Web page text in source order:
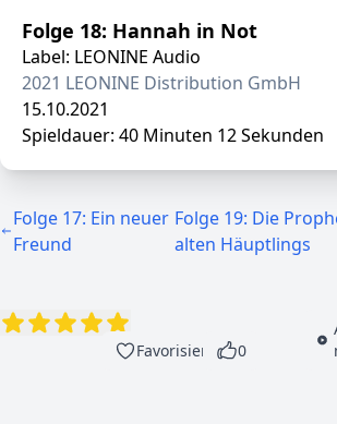
Folge 18: Hannah in Not
Label: LEONINE Audio
2021 LEONINE Distribution GmbH
15.10.2021
Spieldauer: 40 Minuten 12 Sekunden
Folge 17: Ein neuer
Freund
Folge 19: Die
alten Häuptlings
Favorisieren 0